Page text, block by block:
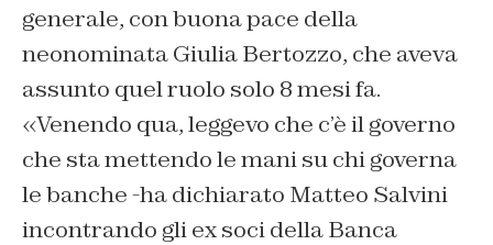
generale, con buona pace della
neonominata Giulia Bertozzo, che aveva
assunto quel ruolo solo 8 mesi fa.
«Venendo qua, leggevo che c’è il governo
che sta mettendo le mani su chi governa
le banche -ha dichiarato Matteo Salvini
incontrando gli ex soci della Banca